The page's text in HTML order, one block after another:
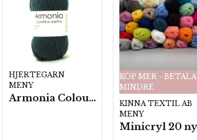
HJERTEGARN
MENY
Armonia Colour- 5 härv/fp. a100 g.
KÖP MER - BETALA
MINDRE
KINNA TEXTIL AB
MENY